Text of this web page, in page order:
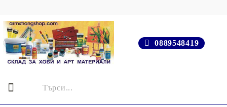
0889548419